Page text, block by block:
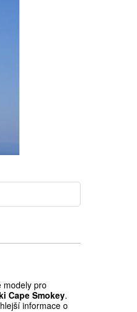
modely pro
Cape Smokey.
informace o